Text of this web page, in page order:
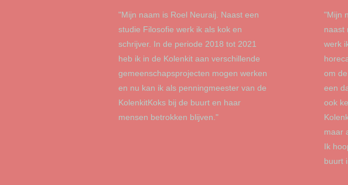
"Mijn naam is Roel Neuraij. Naast een
studie Filosofie werk ik als kok en
schrijver. In de periode 2018 tot 2021
heb ik in de Kolenkit aan verschillende
gemeenschapsprojecten mogen werken
en nu kan ik als penningmeester van de
KolenkitKoks bij de buurt en haar
mensen betrokken blijven."
"Mijn
naast
werk
om
een
ook
maar
Ik
buurt